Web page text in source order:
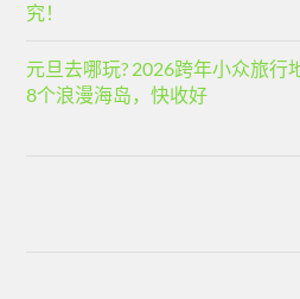
究！
元旦去哪玩? 2026跨年小众旅行
8个浪漫海岛，快收好